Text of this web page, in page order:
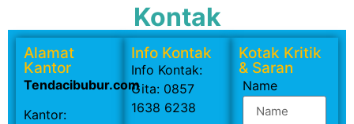
Kontak
Alamat
Kantor
Tendacibubur.com
Kantor:
Info Kontak
Info Kontak:
Gita: 0857
1638 6238
Kotak Kritik
& Saran
Name